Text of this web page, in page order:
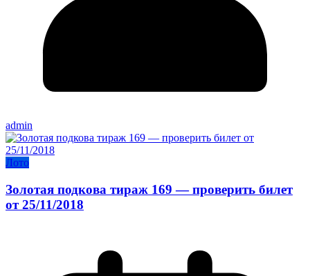
admin
Лото
Золотая подкова тираж 169 — проверить билет
от 25/11/2018